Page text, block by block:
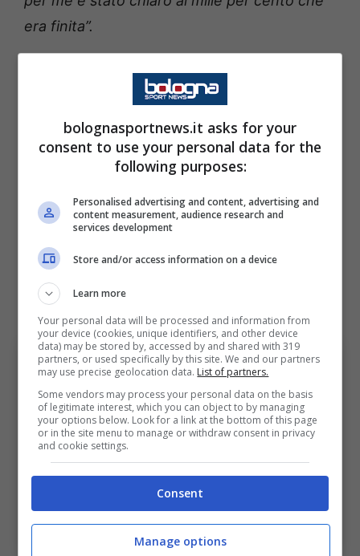
era finita”.
Una decisione che ha provocato un enorme
sofferenza per il giovane ma che è arrivata
dopo l’ennesimo brutto infortunio di una
carriera piena di successi ma anche di tanti
Non riuscivo a immaginare nulla di
peggio che aspettare con gioia la vita dopo il
calcio – essere indipendente, andare in
vacanza, passare tempo con i miei figli – e
poi dover affrontare un terzo infortunio al
crociato”
bolognasportnews.it asks for your
consent to use your personal data for the
following purposes:
Personalised advertising and content, advertising and
content measurement, audience research and
services development
Store and/or access information on a device
Learn more
Your personal data will be processed and information from
your device (cookies, unique identifiers, and other device
data) may be stored by, accessed by and shared with 319
partners, or used specifically by this site. We and our partners
may use precise geolocation data. List of partners.
Some vendors may process your personal data on the basis
of legitimate interest, which you can object to by managing
your options below. Look for a link at the bottom of this page
or in the site menu to manage or withdraw consent in privacy
and cookie settings.
Consent
Manage options